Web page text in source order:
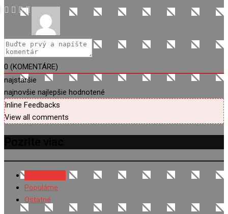
0 (KOMENTÁRE)
najstaršie
najnovšie najlepšie hodnotené
Inline Feedbacks
View all comments
Populárne
Ostatné